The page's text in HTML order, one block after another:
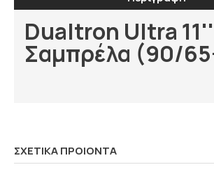
ΣΧΕΤΙΚΑ ΠΡΟΙΟΝΤΑ
Dualtron Ultra 11''
Σαμπρέλα (90/